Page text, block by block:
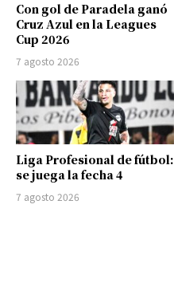
Con gol de Paradela ganó
Cruz Azul en la Leagues
Cup 2026
7 agosto 2026
Liga Profesional de fútbol:
se juega la fecha 4
7 agosto 2026